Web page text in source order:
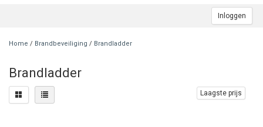
Inloggen
Home / Brandbeveiliging / Brandladder
Brandladder
Laagste prijs